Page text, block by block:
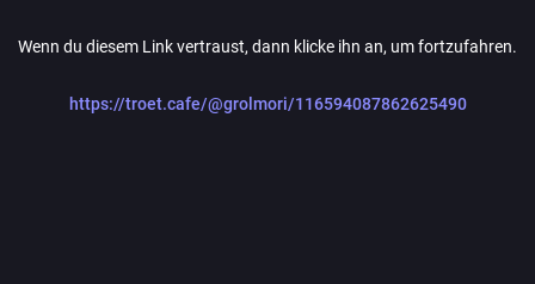
Wenn du diesem Link vertraust, dann klicke ihn an, um fortzufahren.
https://troet.cafe/@grolmori/116594087862625490